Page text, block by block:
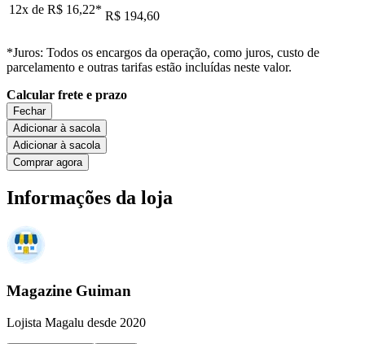
12x de R$ 16,22* R$ 194,60
*Juros: Todos os encargos da operação, como juros, custo de
parcelamento e outras tarifas estão incluídas neste valor.
Calcular frete e prazo
Fechar
Adicionar à sacola
Adicionar à sacola
Comprar agora
Informações da loja
Magazine Guiman
Lojista Magalu desde 2020